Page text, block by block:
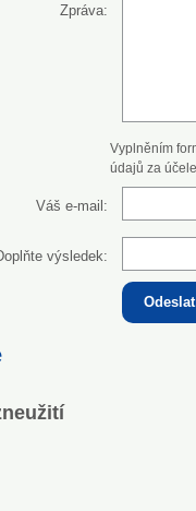
Zpráva:
Vyplněním
údajů za
Váš e-mail:
výsledek:
Odeslat